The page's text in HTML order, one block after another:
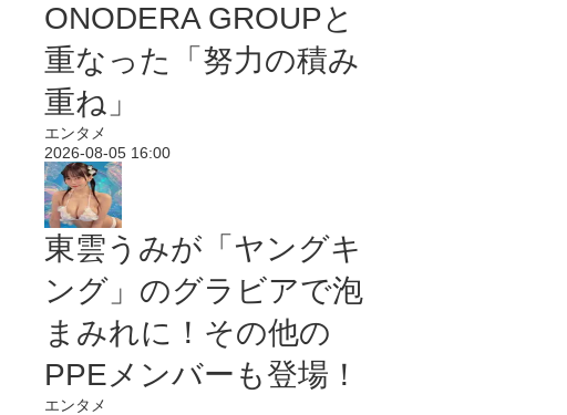
ONODERA GROUPと
重なった「努力の積み
重ね」
エンタメ
2026-08-05 16:00
東雲うみが「ヤングキ
ング」のグラビアで泡
まみれに！その他の
PPEメンバーも登場！
エンタメ